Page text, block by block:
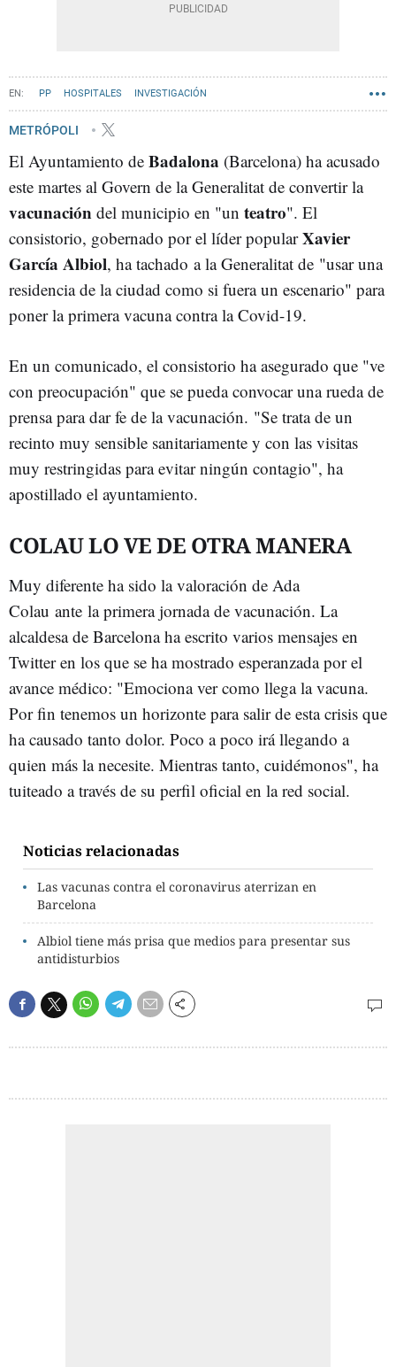
PP HOSPITALES INVESTIGACIÓN
METRÓPOLI
El Ayuntamiento de Badalona (Barcelona) ha acusado
este martes al Govern de la Generalitat de convertir la
vacunación del municipio en "un teatro". El
consistorio, gobernado por el líder popularXavier
García Albiol, ha tachado a la Generalitat de "usar una
residencia de la ciudad como si fuera un escenario" para
poner la primera vacuna contra la Covid-19.
En un comunicado, el consistorio ha asegurado que "ve
con preocupación" que se pueda convocar una rueda de
prensa para dar fe de la vacunación. "Se trata de un
recinto muy sensible sanitariamente y con las visitas
muy restringidas para evitar ningún contagio", ha
apostillado el ayuntamiento.
COLAU LO VE DE OTRA MANERA
Muy diferente ha sido la valoración de Ada
Colau ante la primera jornada de vacunación. La
alcaldesa de Barcelona ha escrito varios mensajes en
Twitter en los que se ha mostrado esperanzada por el
avance médico: "Emociona ver como llega la vacuna.
Por fin tenemos un horizonte para salir de esta crisis que
ha causado tanto dolor. Poco a poco irá llegando a
quien más la necesite. Mientras tanto, cuidémonos", ha
tuiteado a través de su perfil oficial en la red social.
Noticias relacionadas
Las vacunas contra el coronavirus aterrizan en
Barcelona
Albiol tiene más prisa que medios para presentar sus
antidisturbios